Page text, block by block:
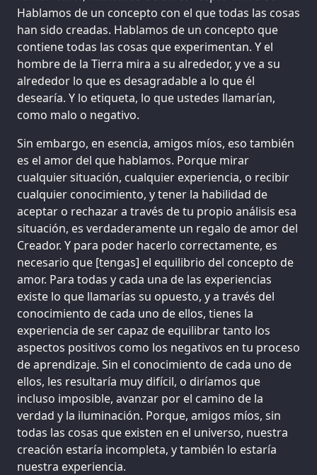
Hablamos de un concepto con el que todas las cosas
han sido creadas. Hablamos de un concepto que
contiene todas las cosas que experimentan. Y el
hombre de la Tierra mira a su alrededor, y ve a su
alrededor lo que es desagradable a lo que él
desearía. Y lo etiqueta, lo que ustedes llamarían,
como malo o negativo.
Sin embargo, en esencia, amigos míos, eso también
es el amor del que hablamos. Porque mirar
cualquier situación, cualquier experiencia, o recibir
cualquier conocimiento, y tener la habilidad de
aceptar o rechazar a través de tu propio análisis esa
situación, es verdaderamente un regalo de amor del
Creador. Y para poder hacerlo correctamente, es
necesario que [tengas] el equilibrio del concepto de
amor. Para todas y cada una de las experiencias
existe lo que llamarías su opuesto, y a través del
conocimiento de cada uno de ellos, tienes la
experiencia de ser capaz de equilibrar tanto los
aspectos positivos como los negativos en tu proceso
de aprendizaje. Sin el conocimiento de cada uno de
ellos, les resultaría muy difícil, o diríamos que
incluso imposible, avanzar por el camino de la
verdad y la iluminación. Porque, amigos míos, sin
todas las cosas que existen en el universo, nuestra
creación estaría incompleta, y también lo estaría
nuestra experiencia.